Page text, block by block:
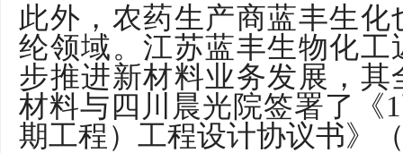
此外，农药生产商蓝丰生
纶领域。江苏蓝丰生物化
步推进新材料业务发展，
材料与四川晨光院签署了《1
期工程）工程设计协议书》